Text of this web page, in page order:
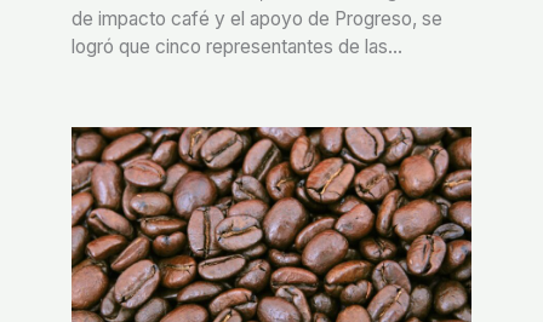
de impacto café y el apoyo de Progreso, se
logró que cinco representantes de las…